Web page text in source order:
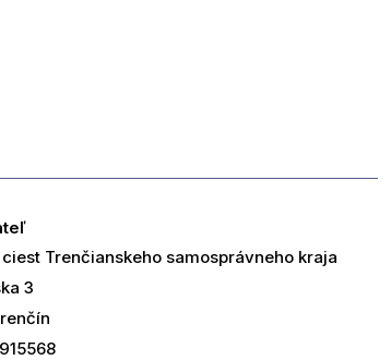
Trenčianskeho samosprávneho kraja
3